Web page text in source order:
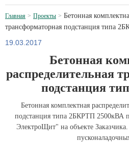
Главная Проекты
Бетонная
трансформаторная подстанция типа
19.03.2017
Бетонная
распределительная
подстанция
Бетонная комплектная
подстанция типа 2БКРТП 2500кВА
ЭлектроЩит" на объекте